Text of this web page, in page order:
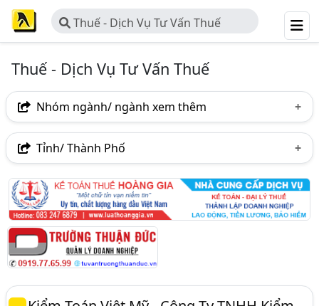
Thuế - Dịch Vụ Tư Vấn Thuế
Thuế - Dịch Vụ Tư Vấn Thuế
Nhóm ngành/ ngành xem thêm
Ngành nghề
Ngành xem thêm
Kế Toán Và Kiểm Toán (605)
Kế Toán Thuế - Dịch Vụ Kế Toán Thuế (465)
Tỉnh/ Thành Phố
Hà Nội TP. Hồ Chí Minh (TPHCM)
Đồng Nai
Bình Dương
Tp. Đà Nẵng
TP. Hải Phòng
An Giang
Bà Rịa-Vũng Tàu
Bình Thuận
Hòa Bình
Phú Yên
Thanh Hóa TP. Cần Thơ
Vĩnh Phúc